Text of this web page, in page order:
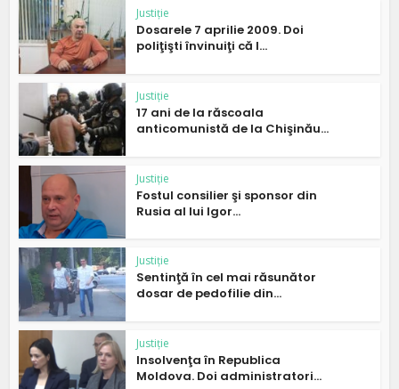
Justiție
Dosarele 7 aprilie 2009. Doi
poliţişti învinuiţi că l...
Justiție
17 ani de la răscoala
anticomunistă de la Chişinău...
Justiție
Fostul consilier şi sponsor din
Rusia al lui Igor...
Justiție
Sentinţă în cel mai răsunător
dosar de pedofilie din...
Justiție
Insolvenţa în Republica
Moldova. Doi administratori...